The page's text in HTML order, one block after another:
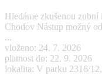
Hledáme zkušenou
Chodov Nástup možný
...
vloženo: 24. 7. 2026
platnost do: 22. 9. 2026
lokalita: V parku 2316/